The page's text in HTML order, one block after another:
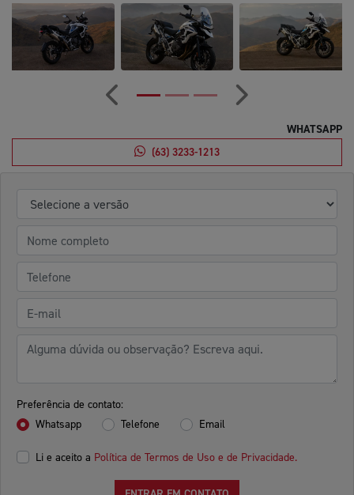
Preferência de contato:
Whatsapp
Telefone Email
Li e aceito a Política de Termos de Uso e de Privacidade.
Anterior Próximo
WHATSAPP
(63) 3233-1213